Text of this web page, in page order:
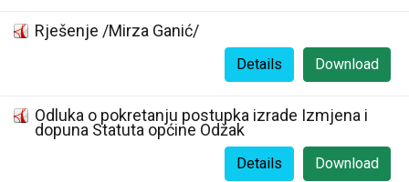
Rješenje /Mirza Ganić/
Download
Details
Odluka o pokretanju postupka izrade Izmjena i
dopuna Statuta općine Odžak
Download
Details